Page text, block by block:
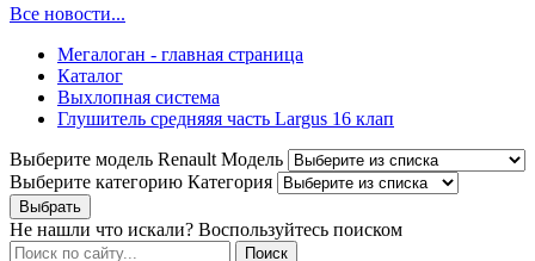
Все новости...
Мегалоган - главная страница
Каталог
Выхлопная система
Глушитель средняяя часть Largus 16 клап
Выберите модель Renault Модель
Выберите категорию Категория
Не нашли что искали? Воспользуйтесь поиском